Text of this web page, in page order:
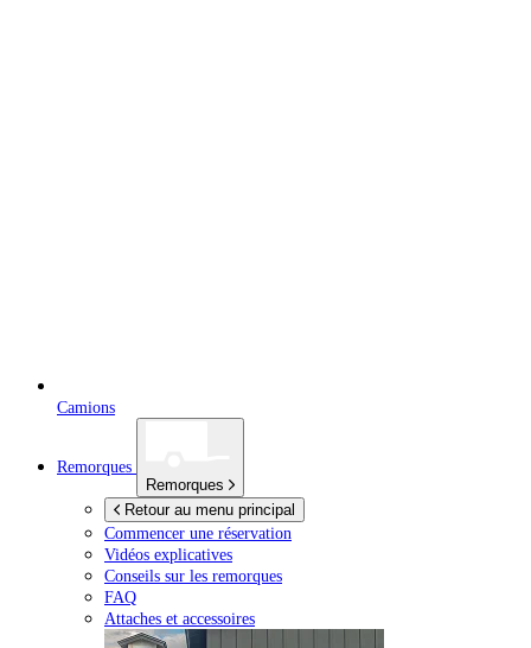
Camions
Remorques
Remorques
Retour au menu principal
Commencer une réservation
Vidéos explicatives
Conseils sur les remorques
FAQ
Attaches et accessoires